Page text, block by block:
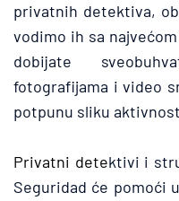
privatnih detektiva,
vodimo ih sa
dobijate
fotografijama i video
potpunu sliku
Privatni detektivi i
Seguridad će pomoći